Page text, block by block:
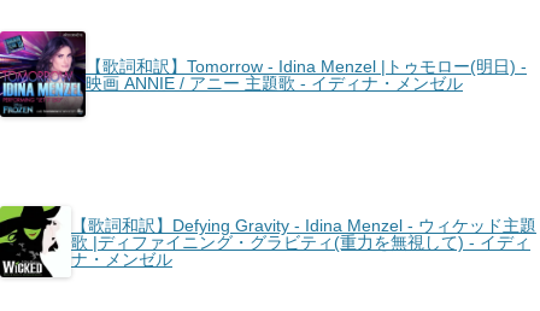
【歌詞和訳】Tomorrow - Idina Menzel |トゥモロー(明日) -
映画 ANNIE / アニー 主題歌 - イディナ・メンゼル
【歌詞和訳】Defying Gravity - Idina Menzel - ウィケッド主題
歌 |ディファイニング・グラビティ(重力を無視して) - イディ
ナ・メンゼル